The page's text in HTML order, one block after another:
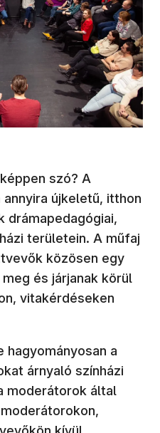
szó? A
újkeletű, itthon
drámapedagógiai,
területein. A műfaj
közösen egy
és járjanak körül
vitakérdéseken
a
árnyaló színházi
moderátorok által